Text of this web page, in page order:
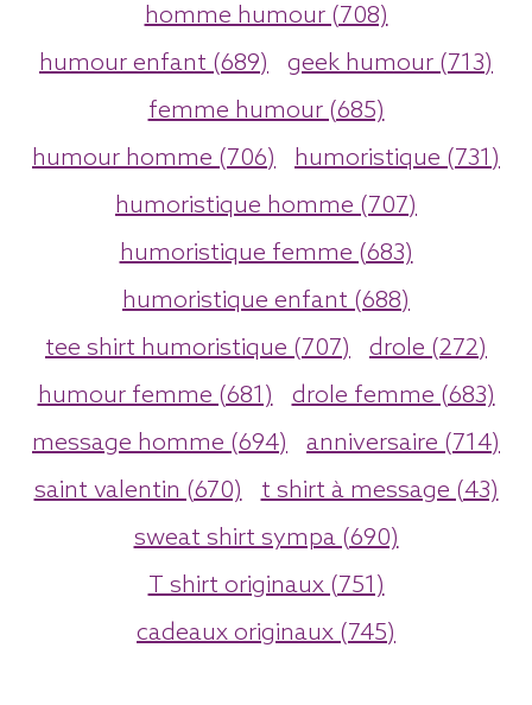
homme humour (708)
humour enfant (689)
geek humour (713)
femme humour (685)
humour homme (706)
humoristique (731)
humoristique homme (707)
humoristique femme (683)
humoristique enfant (688)
tee shirt humoristique (707)
drole (272)
humour femme (681)
drole femme (683)
message homme (694)
anniversaire (714)
saint valentin (670)
t shirt à message (43)
sweat shirt sympa (690)
T shirt originaux (751)
cadeaux originaux (745)